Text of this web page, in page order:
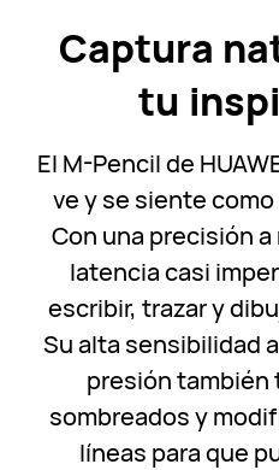
MatePad)
Captura
tu
El M-Pencil de
ve y se siente
Con una precisión
latencia casi
escribir, trazar y
Su alta sensibilidad
presión también
sombreados y
líneas para que